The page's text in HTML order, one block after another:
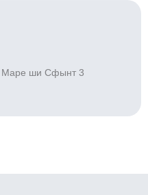
Маре ши Сфынт 3